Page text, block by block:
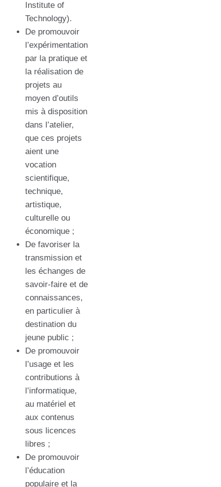
Institute of
Technology).
De promouvoir
l’expérimentation
par la pratique et
la réalisation de
projets au
moyen d’outils
mis à disposition
dans l’atelier,
que ces projets
aient une
vocation
scientifique,
technique,
artistique,
culturelle ou
économique ;
De favoriser la
transmission et
les échanges de
savoir-faire et de
connaissances,
en particulier à
destination du
jeune public ;
De promouvoir
l’usage et les
contributions à
l’informatique,
au matériel et
aux contenus
sous licences
libres ;
De promouvoir
l’éducation
populaire et la